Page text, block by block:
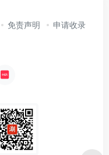
免责声明 申请收录